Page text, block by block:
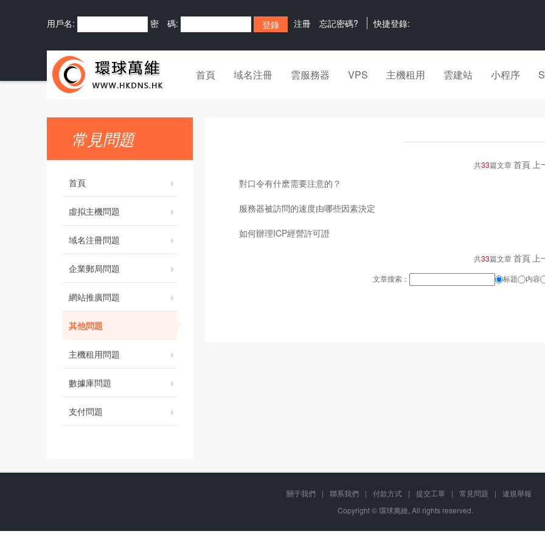
用戶名: 密 碼: 注冊 忘記密碼? 快捷登錄:
首頁 域名注冊 雲服務器 VPS 主機租用 雲建站 小程序
常見問題
首頁
虛拟主機問題
域名注冊問題
企業郵局問題
網站推廣問題
其他問題
主機租用問題
數據庫問題
支付問題
共33篇文章首頁上
對口令有什麽需要注意的？
服務器被訪問的速度由哪些因素決定
如何辦理ICP經營許可證
共33篇文章首頁上
文章搜索： 标題 内容
關于我們 | 聯系我們 | 付款方式 | 提交工單 | 常見問題 |
違規舉報
Copyright © 環球萬維, All rights reserved.